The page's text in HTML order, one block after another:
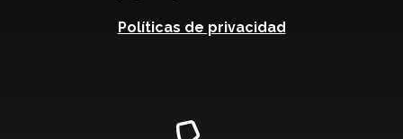
Políticas de privacidad